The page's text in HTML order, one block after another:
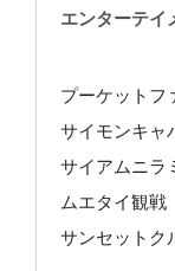
エンターテイ
プーケットフ
サイモンキャ
サイアムニラ
ムエタイ観戦
サンセットク